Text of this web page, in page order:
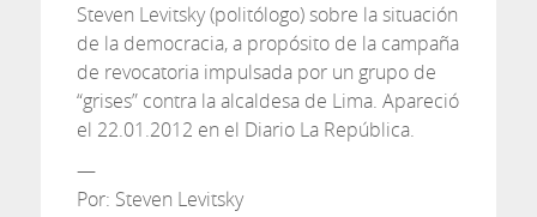
Steven Levitsky (politólogo) sobre la situación
de la democracia, a propósito de la campaña
de revocatoria impulsada por un grupo de
“grises” contra la alcaldesa de Lima. Apareció
el 22.01.2012 en el Diario La República.
—
Por: Steven Levitsky